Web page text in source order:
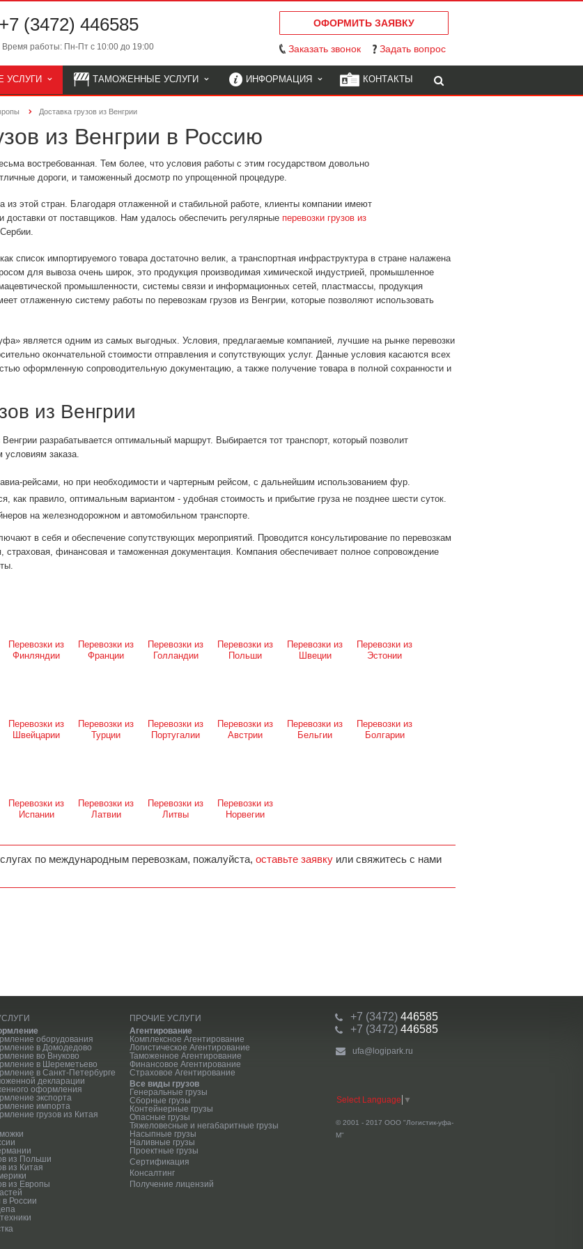
+7 (3472) 446585
Время работы: Пн-Пт с 10:00 до 19:00
ОФОРМИТЬ ЗАЯВКУ
Заказать звонок Задать вопрос
УСЛУГИ ТАМОЖЕННЫЕ УСЛУГИ ИНФОРМАЦИЯ КОНТАКТЫ
Доставка грузов из Венгрии
из Венгрии в Россию
востребованная. Тем более, что условия работы с этим государством довольно
дороги, и таможенный досмотр по упрощенной процедуре.
из этой стран. Благодаря отлаженной и стабильной работе, клиенты компании имеют
от поставщиков. Нам удалось обеспечить регулярные перевозки грузов из
список импортируемого товара достаточно велик, а транспортная инфраструктура в стране налажена
для вывоза очень широк, это продукция производимая химической индустрией, промышленное
промышленности, системы связи и информационных сетей, пластмассы, продукция
отлаженную систему работы по перевозкам грузов из Венгрии, которые позволяют использовать
является одним из самых выгодных. Условия, предлагаемые компанией, лучшие на рынке перевозки
окончательной стоимости отправления и сопутствующих услуг. Данные условия касаются всех
оформленную сопроводительную документацию, а также получение товара в полной сохранности и
из Венгрии
разрабатывается оптимальный маршрут. Выбирается тот транспорт, который позволит
условиям заказа.
авиа-рейсами, но при необходимости и чартерным рейсом, с дальнейшим использованием фур.
как правило, оптимальным вариантом - удобная стоимость и прибытие груза не позднее шести суток.
на железнодорожном и автомобильном транспорте.
в себя и обеспечение сопутствующих мероприятий. Проводится консультирование по перевозкам
финансовая и таможенная документация. Компания обеспечивает полное сопровождение
Перевозки из
Финляндии
Перевозки из
Франции
Перевозки из
Голландии
Перевозки из
Польши
Перевозки из
Швеции
Перевозки из
Эстонии
Перевозки из
Швейцарии
Перевозки из
Турции
Перевозки из
Португалии
Перевозки из
Австрии
Перевозки из
Бельгии
Перевозки из
Болгарии
Перевозки из
Испании
Перевозки из
Латвии
Перевозки из
Литвы
Перевозки из
Норвегии
по международным перевозкам, пожалуйста, оставьте заявку или свяжитесь с нами
оборудования
в Домодедово
во Внуково
в Шереметьево
в Санкт-Петербурге
декларации
оформления
экспорта
импорта
грузов из Китая
из Польши
из Китая
из Европы
России
ПРОЧИЕ УСЛУГИ
Агентирование
Комплексное Агентирование
Логистическое Агентирование
Таможенное Агентирование
Финансовое Агентирование
Страховое Агентирование
Все виды грузов
Генеральные грузы
Сборные грузы
Контейнерные грузы
Опасные грузы
Тяжеловесные и негабаритные грузы
Насыпные грузы
Наливные грузы
Проектные грузы
Сертификация
Консалтинг
Получение лицензий
+7 (3472) 446585
+7 (3472) 446585
ufa@logipark.ru
Select Language ▼
© 2001 - 2017 ООО "Логистик-уфа-
М"